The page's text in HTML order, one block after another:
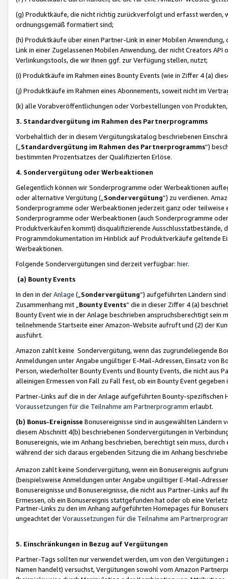
(g) Produktkäufe, die nicht richtig zurückverfolgt und erfasst werden,
ordnungsgemäß formatiert sind;
(h) Produktkäufe über einen Partner-Link in einer Mobilen
Link in einer Zugelassenen Mobilen Anwendung, der nicht Creators
Verlinkungstools, die wir Ihnen ggf. zur Verfügung stellen, nutzt;
(i) Produktkäufe im Rahmen eines Bounty Events (wie in Ziffer 4 (a)
(j) Produktkäufe im Rahmen eines Abonnements, soweit nicht im
(k) alle Vorabveröffentlichungen oder Vorbestellungen von
3. Standardvergütung im Rahmen des Partnerprogramms
Vorbehaltlich der in diesem Vergütungskatalog beschriebenen
(„ Standardvergütung im Rahmen des Partnerprogramms“)
bestimmten Prozentsatzes der Qualifizierten Erlöse.
4. Sondervergütung oder Werbeaktionen
Gelegentlich können wir Sonderprogramme oder Werbeaktionen
oder alternative Vergütung („ Sondervergütung”) zu verdienen.
Sonderprogramme oder Werbeaktionen jederzeit ganz oder
Sonderprogramme oder Werbeaktionen (auch Sonderprogramme
Produktverkäufen kommt) disqualifizierende Ausschlusstatbestände,
Programmdokumentation im Hinblick auf Produktverkäufe geltende
Werbeaktionen.
Folgende Sondervergütungen sind derzeit verfügbar: hier.
(a) Bounty Events
In den in derAnlage („ Sondervergütung“) aufgeführten Ländern
Zusammenhang mit „ Bounty Events“ die in dieser Ziffer 4 (a)
Bounty Event wie in der Anlage beschrieben anspruchsberechtigt sein
teilnehmende Startseite einer Amazon-Website aufruft und (2) der
ausführt.
Amazon zahlt keine Sondervergütung, wenn das zugrundeliegende
Anmeldungen unter Angabe ungültiger E-Mail-Adressen, Einsatz von
Person, wiederholter Bounty Events und Bounty Events, die nicht
alleinigen Ermessen von Fall zu Fall fest, ob ein Bounty Event
Partner-Links auf die in der Anlage aufgeführten Bounty-spezifischen
Voraussetzungen für die Teilnahme am Partnerprogramm erlaubt.
(b) Bonus-Ereignisse Bonusereignisse sind in ausgewählten Ländern
diesem Abschnitt 4(b) beschriebenen Sondervergütungen in
Bonusereignis, wie im Anhang beschrieben, berechtigt sein muss,
während der sich daraus ergebenden Sitzung die im Anhang
Amazon zahlt keine Sondervergütung, wenn ein Bonusereignis
(beispielsweise Anmeldungen unter Angabe ungültiger E-Mail-
Bonusereignisse und Bonusereignisse, die nicht aus Partner-Links auf
Ermessen, ob ein Bonusereignis stattgefunden hat oder ob eine
Partner-Links zu den im Anhang aufgeführten Homepages für
ungeachtet derVoraussetzungen für die Teilnahme am
5. Einschränkungen in Bezug auf Vergütungen
Partner-Tags sollten nur verwendet werden, um von den
Namen handelt) versuchst, Vergütungen sowohl vom Amazon